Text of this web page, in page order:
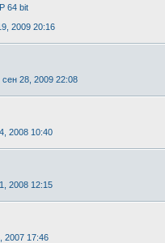
64 bit
2009 20:16
28, 2009 22:08
2008 10:40
2008 12:15
2007 17:46